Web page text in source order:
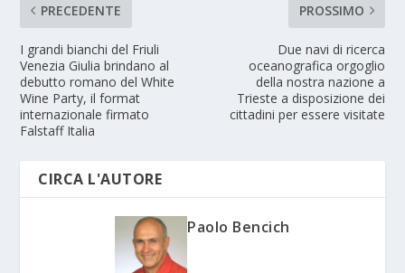
PRECEDENTE
I grandi bianchi del Friuli
Venezia Giulia brindano al
debutto romano del White
Wine Party, il format
internazionale firmato
Falstaff Italia
PROSSIMO
Due navi di ricerca
oceanografica orgoglio
della nostra nazione a
Trieste a disposizione dei
cittadini per essere visitate
CIRCA L'AUTORE
Paolo Bencich